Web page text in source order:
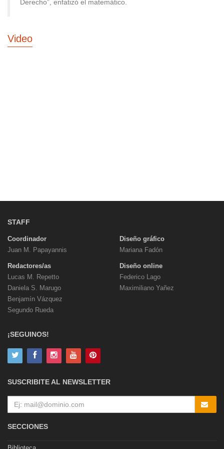
Derecho”, enfatizó el matemático.
Video
STAFF
Coordinador
Juan M. Papayannis
Redactores/as
Lucas M. Repetto
Daniela S. Marugo
Benjamín Vázquez
Segundo Rueda
Diseño gráfico
Mariana Fadón
Diseño online
Federico Lago
Maximiliano Yañez
¡SEGUINOS!
SUSCRIBITE AL NEWSLETTER
SECCIONES